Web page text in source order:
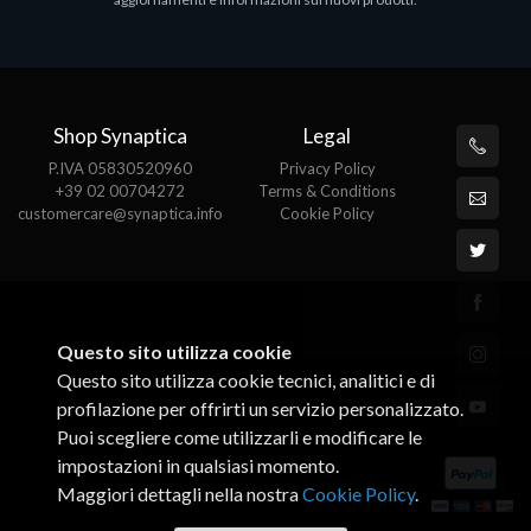
Shop Synaptica
P.IVA 05830520960
+39 02 00704272
customercare@synaptica.info
Legal
Privacy Policy
Terms & Conditions
Cookie Policy
Questo sito utilizza cookie
Questo sito utilizza cookie tecnici, analitici e di
profilazione per offrirti un servizio personalizzato.
Puoi scegliere come utilizzarli e modificare le
impostazioni in qualsiasi momento.
Maggiori dettagli nella nostraCookie Policy.